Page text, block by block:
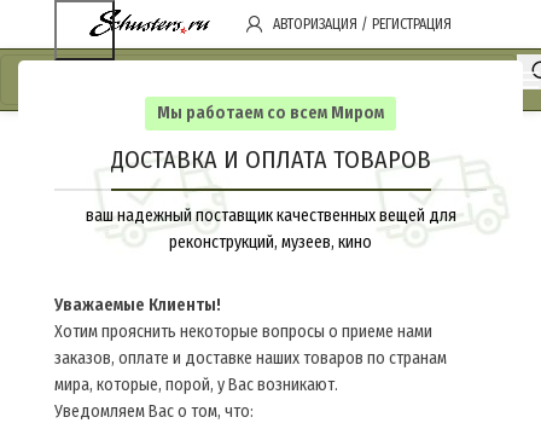
Мы работаем со всем Миром
ДОСТАВКА И ОПЛАТА ТОВАРОВ
ваш надежный поставщик качественных вещей для
реконструкций, музеев, кино
Уважаемые Клиенты!
Хотим прояснить некоторые вопросы о приеме нами
заказов, оплате и доставке наших товаров по странам
мира, которые, порой, у Вас возникают.
Уведомляем Вас о том, что:
АВТОРИЗАЦИЯ / РЕГИСТРАЦИЯ